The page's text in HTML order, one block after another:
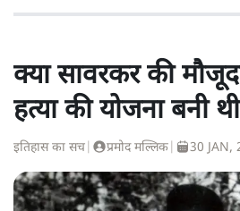
क्या सावरकर की
हत्या की योजना बनी
इतिहास का सच प्रमोद मल्लिक 30 JAN,